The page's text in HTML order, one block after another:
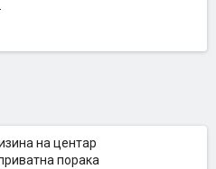
на центар
порака